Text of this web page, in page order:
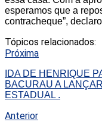
esperamos que a
contracheque”,
Tópicos relacionados:
Próxima
IDA DE HENRIQUE
BACURAU A
ESTADUAL .
Anterior